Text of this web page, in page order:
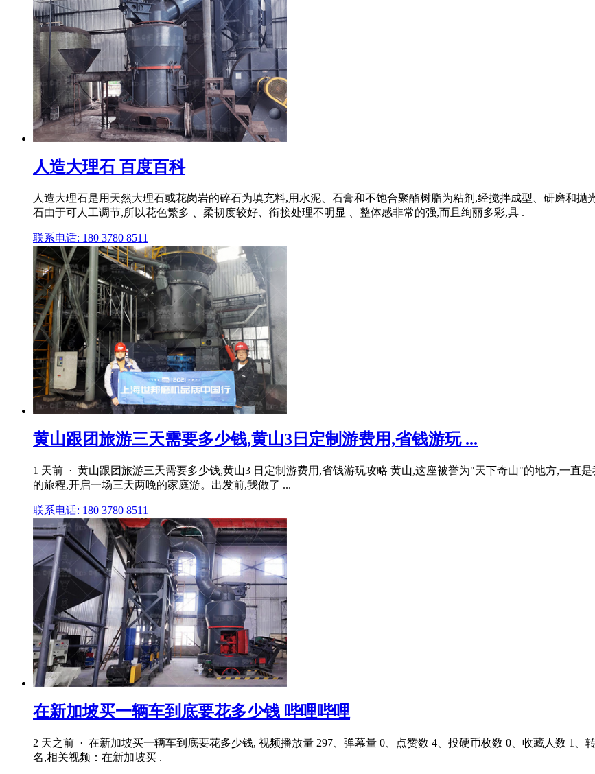
人造大理石 百度百科
人造大理石是用天然大理石或花岗岩的碎石为填充料,用水泥、石膏和不饱合聚酯树脂为粘剂,经搅拌成型、研磨和
石由于可人工调节,所以花色繁多 、柔韧度较好、衔接处理不明显 、整体感非常的强,而且绚丽多彩,具 .
联系电话: 180 3780 8511
黄山跟团旅游三天需要多少钱,黄山3日定制游费用,省钱游玩 ...
1 天前 · 黄山跟团旅游三天需要多少钱,黄山3 日定制游费用,省钱游玩攻略 黄山,这座被誉为"天下奇山"的地方,一直
的旅程,开启一场三天两晚的家庭游。出发前,我做了 ...
联系电话: 180 3780 8511
在新加坡买一辆车到底要花多少钱 哔哩哔哩
2 天之前 · 在新加坡买一辆车到底要花多少钱, 视频播放量 297、弹幕量 0、点赞数 4、投硬币枚数 0、收藏人数 1、
名,相关视频：在新加坡买 .